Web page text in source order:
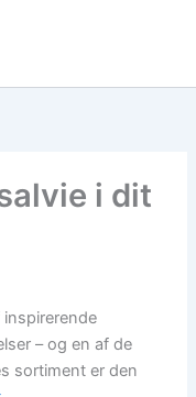
i dit
– og en af de
sortiment er den